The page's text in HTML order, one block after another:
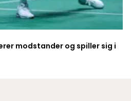
modstander og spiller sig i